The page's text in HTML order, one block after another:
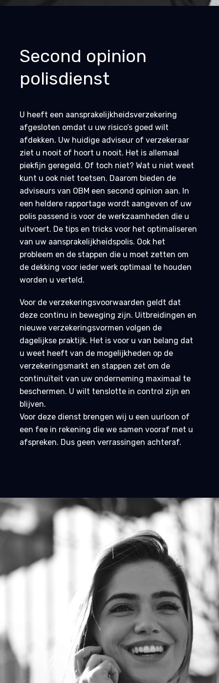
Second opinion
polisdienst
U heeft een aansprakelijkheidsverzekering
afgesloten omdat u uw risico’s goed wilt
afdekken. Uw huidige adviseur of verzekeraar
ziet u nooit of hoort u nooit. Het is allemaal
piekfijn geregeld. Of toch niet? Wat u niet weet
kunt u ook niet toetsen. Daarom bieden de
adviseurs van OBM een second opinion aan. In
een heldere rapportage wordt aangeven of uw
polis passend is voor de werkzaamheden die u
uitvoert. De tips en tricks voor het optimaliseren
van uw aansprakelijkheidspolis. Ook het
probleem en de stappen die u moet zetten om
de dekking voor ieder werk optimaal te houden
worden u verteld.
Voor de verzekeringsvoorwaarden geldt dat
deze continu in beweging zijn. Uitbreidingen en
nieuwe verzekeringsvormen volgen de
dagelijkse praktijk. Het is voor u van belang dat
u weet heeft van de mogelijkheden op de
verzekeringsmarkt en stappen zet om de
continuïteit van uw onderneming maximaal te
beschermen. U wilt tenslotte in control zijn en
blijven.
Voor deze dienst brengen wij u een uurloon of
een fee in rekening die we samen vooraf met u
afspreken. Dus geen verrassingen achteraf.